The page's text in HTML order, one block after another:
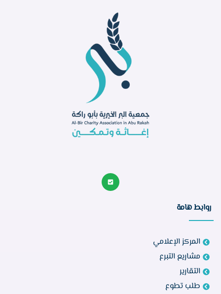
روابط هامة
المركز الإعلامي
مشاريع التبرع
التقارير
طلب تطوع